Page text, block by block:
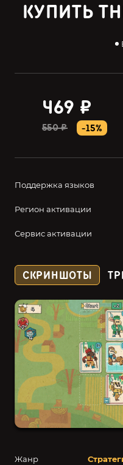
КУПИТЬ
469 ₽
550 ₽ -15%
Поддержка языков
Регион активации
Сервис активации
Жанр
СКРИНШОТЫ